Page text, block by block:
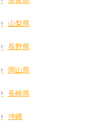
山梨県
長野県
岡山県
長崎県
沖縄